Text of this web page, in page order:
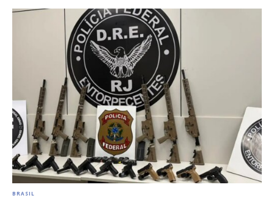
BRASIL